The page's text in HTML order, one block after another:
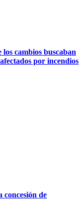
cambios buscaban
por incendios
de